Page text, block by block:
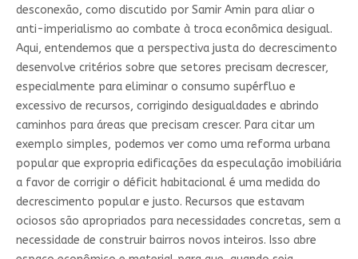
desconexão, como discutido por Samir Amin para aliar o
anti-imperialismo ao combate à troca econômica desigual.
Aqui, entendemos que a perspectiva justa do decrescimento
desenvolve critérios sobre que setores precisam decrescer,
especialmente para eliminar o consumo supérfluo e
excessivo de recursos, corrigindo desigualdades e abrindo
caminhos para áreas que precisam crescer. Para citar um
exemplo simples, podemos ver como uma reforma urbana
popular que expropria edificações da especulação imobiliária
a favor de corrigir o déficit habitacional é uma medida do
decrescimento popular e justo. Recursos que estavam
ociosos são apropriados para necessidades concretas, sem a
necessidade de construir bairros novos inteiros. Isso abre